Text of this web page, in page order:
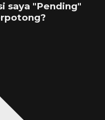
saya "Pending"